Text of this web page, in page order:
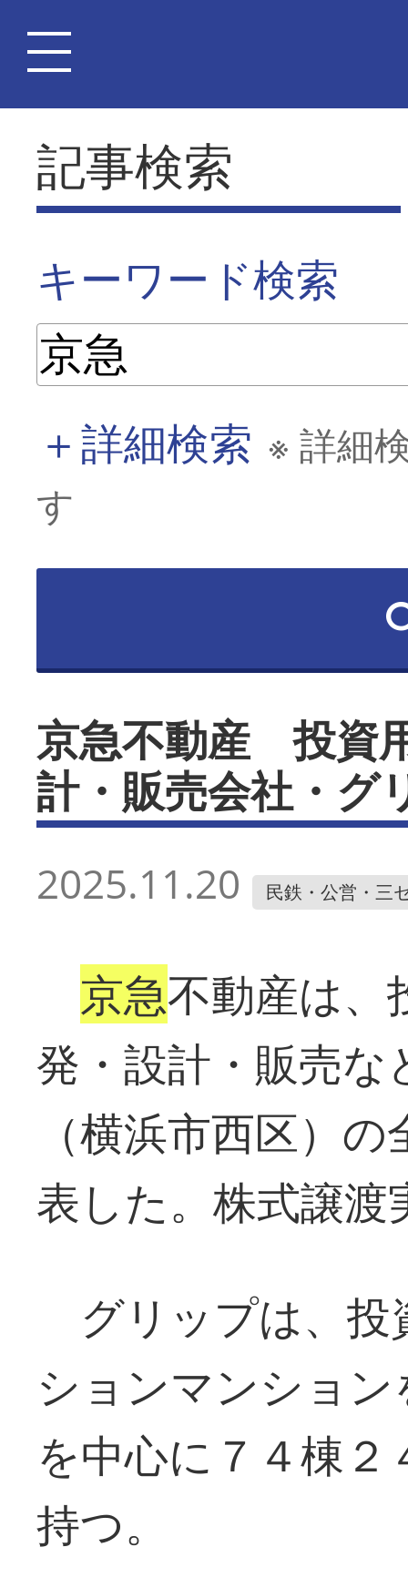
記事検索
キーワード検索
＋詳細検索 ※ 詳細
す
京急不動産 投資
計・販売会社・グ
2025.11.20 民鉄・公営・三
京急不動産は、
発・設計・販売
（横浜市西区）
表した。株式譲
グリップは、投
ションマンショ
を中心に７４棟
持つ。